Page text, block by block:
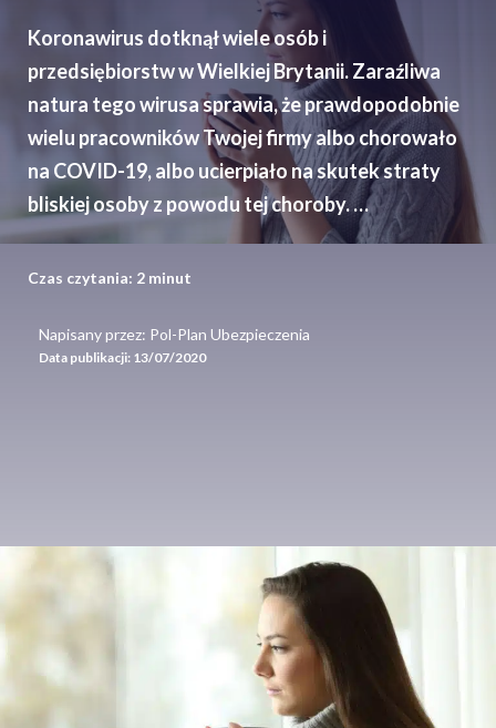
Koronawirus dotknął wiele osób i
przedsiębiorstw w Wielkiej Brytanii. Zaraźliwa
natura tego wirusa sprawia, że prawdopodobnie
wielu pracowników Twojej firmy albo chorowało
na COVID-19, albo ucierpiało na skutek straty
bliskiej osoby z powodu tej choroby. …
Czas czytania: 2 minut
Napisany przez: Pol-Plan Ubezpieczenia
Data publikacji: 13/07/2020